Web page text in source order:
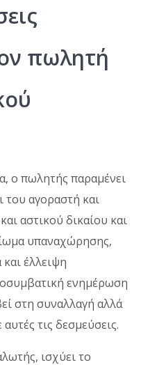
πωλητή
ο πωλητής παραμένει
του αγοραστή και
αστικού δικαίου και
υπαναχώρησης,
έλλειψη
ενημέρωση
στη συναλλαγή αλλά
τις δεσμεύσεις.
ισχύει το